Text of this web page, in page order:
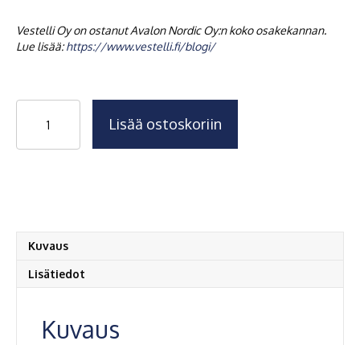
Vestelli Oy on ostanut Avalon Nordic Oy:n koko osakekannan.
Lue lisää:https://www.vestelli.fi/blogi/
Pienpuhdistamo
Lisää ostoskoriin
Kuvaus
Lisätiedot
Kuvaus